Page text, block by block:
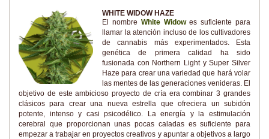
WHITE WIDOW HAZE
El nombre White Widowes suficiente para
llamar la atención incluso de los cultivadores
de cannabis más experimentados. Esta
genética de primera calidad ha sido
fusionada con Northern Light y Super Silver
Haze para crear una variedad que hará volar
las mentes de las generaciones venideras. El
objetivo de este ambicioso proyecto de cría era combinar 3 grandes
clásicos para crear una nueva estrella que ofreciera un subidón
potente, intenso y casi psicodélico. La energía y la estimulación
cerebral que proporcionan unas pocas caladas es suficiente para
empezar a trabajar en proyectos creativos y apuntar a objetivos a largo